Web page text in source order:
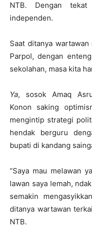
NTB. Dengan
independen.
Saat ditanya
Parpol, dengan
sekolahan, masa kita
Ya, sosok Amaq
Konon saking
mengintip strategi
hendak berguru
bupati di kandang
“Saya mau melawan
lawan saya lemah,
semakin
ditanya wartawan
NTB.